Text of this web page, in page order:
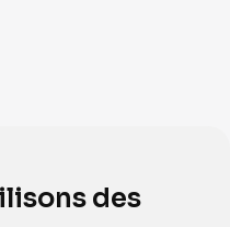
des